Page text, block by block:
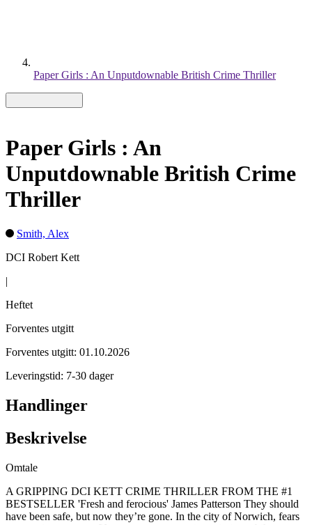
Paper Girls : An Unputdownable British Crime Thriller
Paper Girls : An
Unputdownable British Crime
Thriller
Smith, Alex
DCI Robert Kett
|
Heftet
Forventes utgitt
Forventes utgitt: 01.10.2026
Leveringstid: 7-30 dager
Handlinger
Beskrivelse
Omtale
A GRIPPING DCI KETT CRIME THRILLER FROM THE #1
BESTSELLER 'Fresh and ferocious' James Patterson They should
have been safe, but now they’re gone. In the city of Norwich, fears